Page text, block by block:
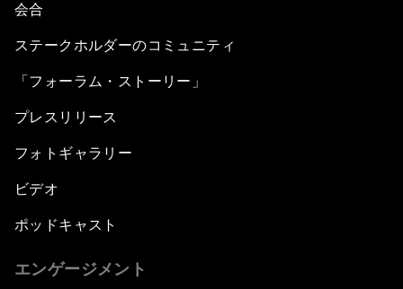
会合
ステークホルダーのコミュニティ
「フォーラム・ストーリー」
プレスリリース
フォトギャラリー
ビデオ
ポッドキャスト
エンゲージメント